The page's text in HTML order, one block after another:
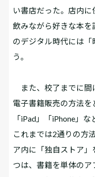
い書店だった。店内
飲みながら好きな本を
のデジタル時代には
う。
また、校了までに間
電子書籍販売の方法を
「iPad」「iPhone」
これまでは2通りの方
ア内に「独自ストア
つは、書籍を単体の